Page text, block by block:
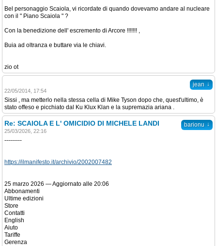
Bel personaggio Scaiola, vi ricordate di quando dovevamo andare al nucleare
con il " Piano Scaiola " ?
Con la benedizione dell' escremento di Arcore !!!!!!! ,
Buia ad oltranza e buttare via le chiavi.
zio ot
jean ↓
22/05/2014, 17:54
Sissi , ma metterlo nella stessa cella di Mike Tyson dopo che, quest'ultimo, è
stato offeso e picchiato dal Ku Klux Klan e la supremazia ariana .
barionu ↓
Re: SCAIOLA E L' OMICIDIO DI MICHELE LANDI
25/03/2026, 22:16
---------
https://ilmanifesto.it/archivio/2002007482
25 marzo 2026 — Aggiornato alle 20:06
Abbonamenti
Ultime edizioni
Store
Contatti
English
Aiuto
Tariffe
Gerenza